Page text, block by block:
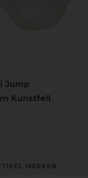
Jump
Kunstfell
MERKEN